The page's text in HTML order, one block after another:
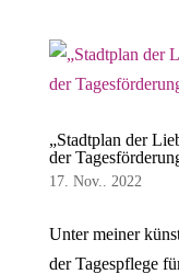
„Stadtplan der
der
17. Nov.. 2022
Unter meiner
der Tagespflege